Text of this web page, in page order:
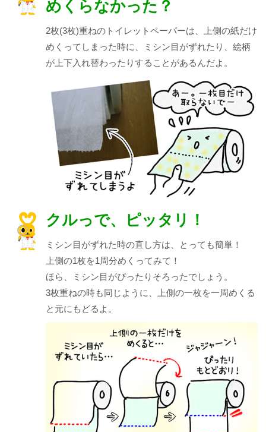
めくらなかった？
2枚(3枚)重ねのトイレットペーパーは、上側の紙だけ
めくってしまった時に、ミシン目がずれたり、絵柄
が上下入れ替わったりすることがあるんだよ。
クルっで、ピッタリ！
ミシン目がずれた時の直し方は、とっても簡単！
上側の1枚を1周分めくってみて！
ほら、ミシン目がぴったりそろったでしょう。
3枚重ねの時も同じように、上側の一枚を一周めくる
と元にもどるよ。